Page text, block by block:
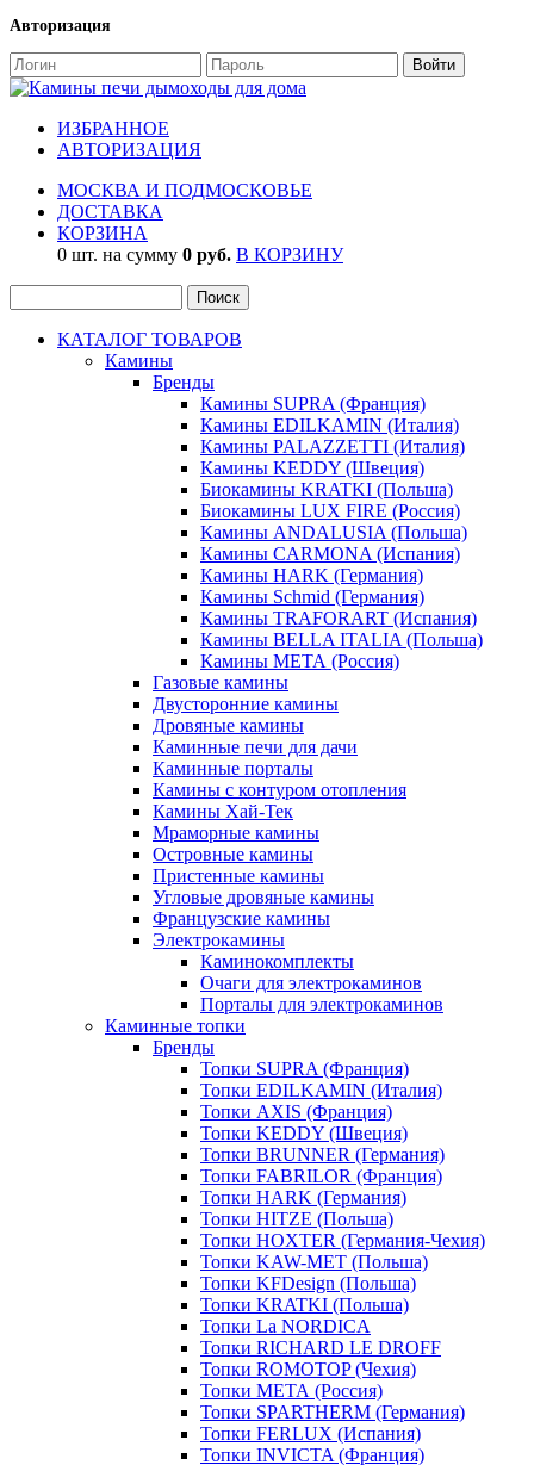
Авторизация
ИЗБРАННОЕ
АВТОРИЗАЦИЯ
МОСКВА И ПОДМОСКОВЬЕ
ДОСТАВКА
КОРЗИНА
0 шт. на сумму 0 руб. В КОРЗИНУ
КАТАЛОГ ТОВАРОВ
Камины
Бренды
Камины SUPRA (Франция)
Камины EDILKAMIN (Италия)
Камины PALAZZETTI (Италия)
Камины KEDDY (Швеция)
Биокамины KRATKI (Польша)
Биокамины LUX FIRE (Россия)
Камины ANDALUSIA (Польша)
Камины CARMONA (Испания)
Камины HARK (Германия)
Камины Schmid (Германия)
Камины TRAFORART (Испания)
Камины BELLA ITALIA (Польша)
Камины МЕТА (Россия)
Газовые камины
Двусторонние камины
Дровяные камины
Каминные печи для дачи
Каминные порталы
Камины с контуром отопления
Камины Хай-Тек
Мраморные камины
Островные камины
Пристенные камины
Угловые дровяные камины
Французские камины
Электрокамины
Каминокомплекты
Очаги для электрокаминов
Порталы для электрокаминов
Каминные топки
Бренды
Топки SUPRA (Франция)
Топки EDILKAMIN (Италия)
Топки AXIS (Франция)
Топки KEDDY (Швеция)
Топки BRUNNER (Германия)
Топки FABRILOR (Франция)
Топки HARK (Германия)
Топки HITZE (Польша)
Топки HOXTER (Германия-Чехия)
Топки KAW-MET (Польша)
Топки KFDesign (Польша)
Топки KRATKI (Польша)
Топки La NORDICA
Топки RICHARD LE DROFF
Топки ROMOTOP (Чехия)
Топки МЕТА (Россия)
Топки SPARTHERM (Германия)
Топки FERLUX (Испания)
Топки INVICTA (Франция)